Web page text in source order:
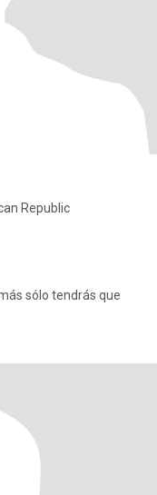
Republic
sólo tendrás que